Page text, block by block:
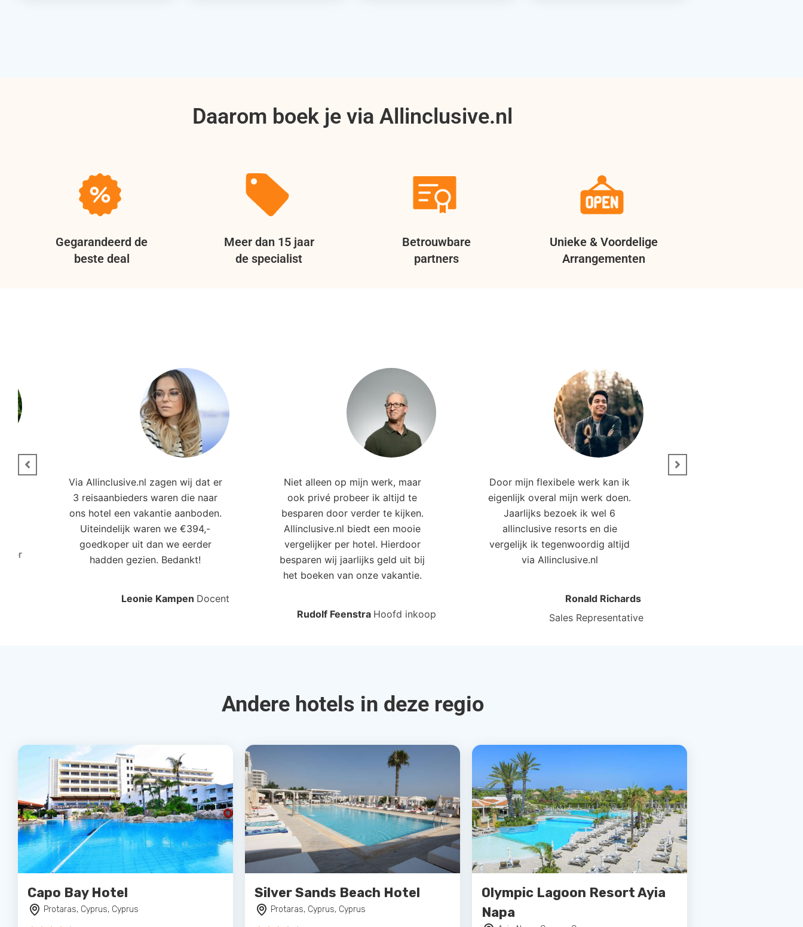
Daarom boek je via Allinclusive.nl
Gegarandeerd de
beste deal
Meer dan 15 jaar
de specialist
Betrouwbare
partners
Unieke & Voordelige
Arrangementen
Via Allinclusive.nl zagen wij dat er
3 reisaanbieders waren die naar
ons hotel een vakantie aanboden.
Uiteindelijk waren we €394,-
goedkoper uit dan we eerder
hadden gezien. Bedankt!
Leonie Kampen Docent
Niet alleen op mijn werk, maar
ook privé probeer ik altijd te
besparen door verder te kijken.
Allinclusive.nl biedt een mooie
vergelijker per hotel. Hierdoor
besparen wij jaarlijks geld uit bij
het boeken van onze vakantie.
Rudolf Feenstra Hoofd inkoop
Door mijn flexibele werk kan ik
eigenlijk overal mijn werk doen.
Jaarlijks bezoek ik wel 6
allinclusive resorts en die
vergelijk ik tegenwoordig altijd
via Allinclusive.nl
Ronald Richards
Sales Representative
Andere hotels in deze regio
Capo Bay Hotel
Protaras, Cyprus, Cyprus
Silver Sands Beach Hotel
Protaras, Cyprus, Cyprus
Olympic Lagoon Resort Ayia
Napa